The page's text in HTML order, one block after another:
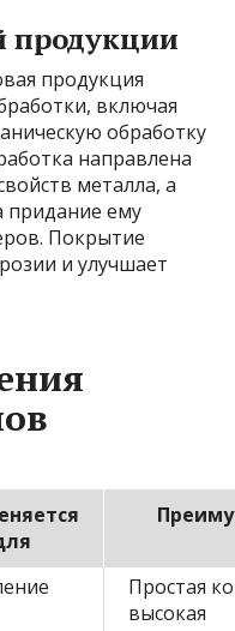
продукции
продукция
включая
обработку
направлена
металла, а
придание ему
Покрытие
и улучшает
Простая
высокая